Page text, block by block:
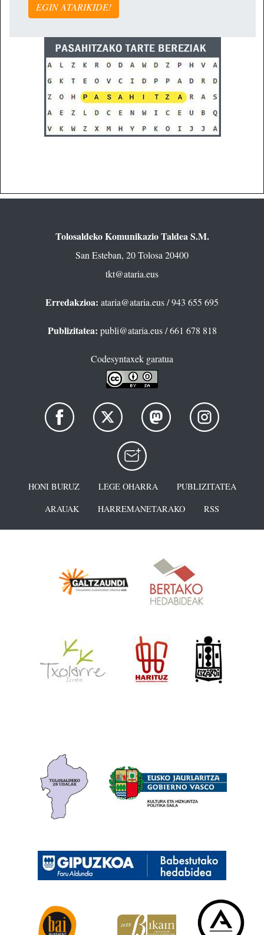
EGIN ATARIKIDE!
Tolosaldeko Komunikazio Taldea S.M.
San Esteban, 20 Tolosa 20400
tkt@ataria.eus
Erredakzioa: ataria@ataria.eus/ 943 655 695
Publizitatea: publi@ataria.eus/ 661 678 818
Codesyntaxek garatua
HONI BURUZ LEGE OHARRA
PUBLIZITATEA
ARAUAK
HARREMANETARAKO RSS